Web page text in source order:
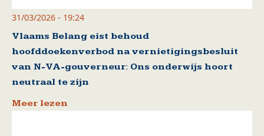
31/03/2026 - 19:24
Vlaams Belang eist behoud
hoofddoekenverbod na vernietigingsbesluit
van N-VA-gouverneur: Ons onderwijs hoort
neutraal te zijn
Meer lezen